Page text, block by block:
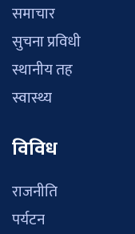
समाचार
सुचना प्रविधी
स्थानीय तह
स्वास्थ्य
विविध
राजनीति
पर्यटन